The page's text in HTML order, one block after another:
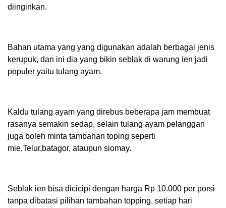
diinginkan.
Bahan utama yang yang digunakan adalah berbagai jenis
kerupuk, dan ini dia yang bikin seblak di warung ien jadi
populer yaitu tulang ayam.
Kaldu tulang ayam yang direbus beberapa jam membuat
rasanya semakin sedap, selain tulang ayam pelanggan
juga boleh minta tambahan toping seperti
mie,Telur,batagor, ataupun siomay.
Seblak ien bisa dicicipi dengan harga Rp 10.000 per porsi
tanpa dibatasi pilihan tambahan topping, setiap hari